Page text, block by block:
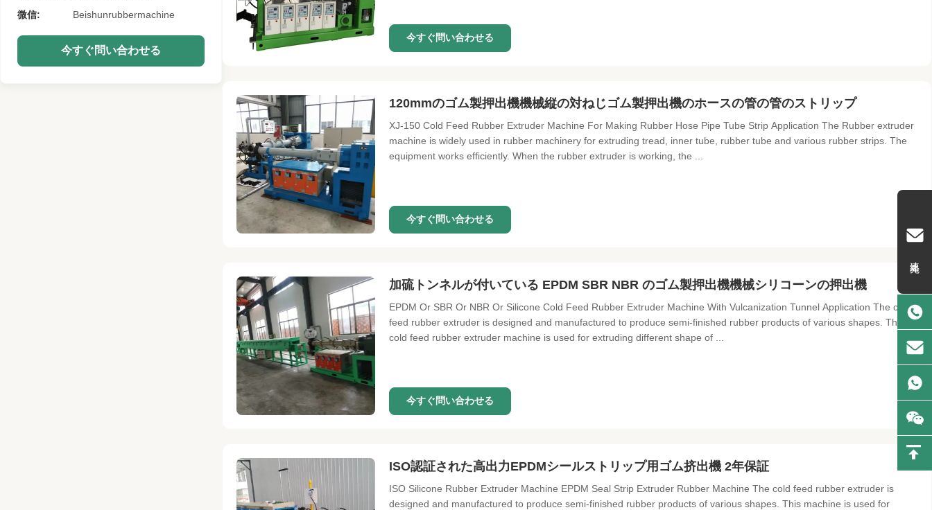
微信:
Beishunrubbermachine
今すぐ問い合わせる
今すぐ問い合わせる
120mmのゴム製押出機機械縦の対ねじゴム製押出機のホースの管の管のストリップ
XJ-150 Cold Feed Rubber Extruder Machine For Making Rubber Hose Pipe Tube Strip Application The Rubber extruder
machine is widely used in rubber machinery for extruding tread, inner tube, rubber tube and various rubber strips. The
equipment works efficiently. When the rubber extruder is working, the ...
今すぐ問い合わせる
加硫トンネルが付いている EPDM SBR NBR のゴム製押出機機械シリコーンの押出機
EPDM Or SBR Or NBR Or Silicone Cold Feed Rubber Extruder Machine With Vulcanization Tunnel Application The cold
feed rubber extruder is designed and manufactured to produce semi-finished rubber products of various shapes. The
cold feed rubber extruder machine is used for extruding different shape of ...
今すぐ問い合わせる
ISO認証された高出力EPDMシールストリップ用ゴム挤出機 2年保証
ISO Silicone Rubber Extruder Machine EPDM Seal Strip Extruder Rubber Machine The cold feed rubber extruder is
designed and manufactured to produce semi-finished rubber products of various shapes. This machine is used for